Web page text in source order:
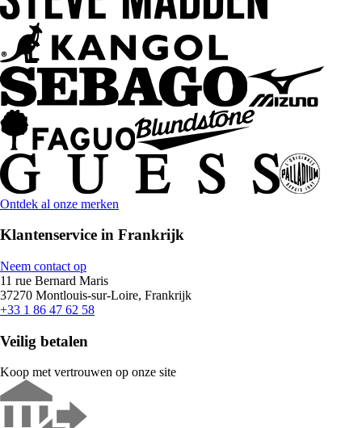
Ontdek al onze merken
Klantenservice in Frankrijk
Neem contact op
11 rue Bernard Maris
37270 Montlouis-sur-Loire, Frankrijk
+33 1 86 47 62 58
Veilig betalen
Koop met vertrouwen op onze site